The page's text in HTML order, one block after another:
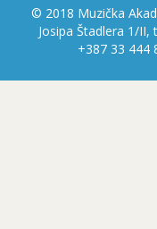
© 2018 Muzička
Josipa Štadlera 1/
+387 33 444